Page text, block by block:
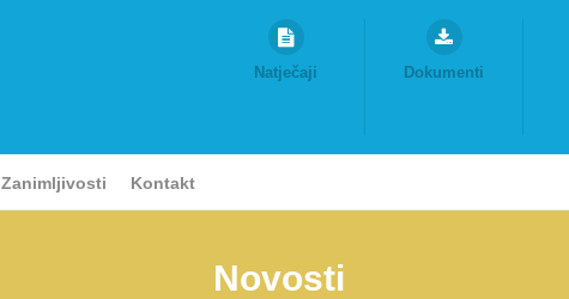
Natječaji Dokumenti
Zanimljivosti Kontakt
Novosti